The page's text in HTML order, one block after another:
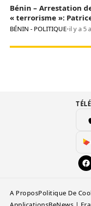
Bénin – Arrestation
« terrorisme »:
BÉNIN - POLITIQUE•il y a 5
A ProposPolitique De